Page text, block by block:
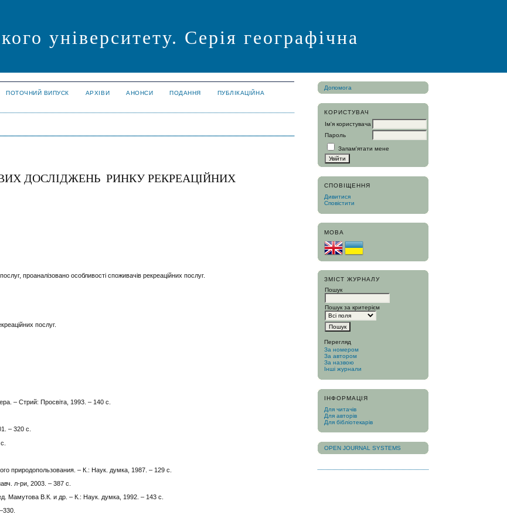
університету. Серія географічна
Допомога
КОРИСТУВАЧ
Ім'я користувача
Пароль
Запам'ятати мене
СПОВІЩЕННЯ
Дивитися
Сповістити
МОВА
ЗМІСТ ЖУРНАЛУ
Пошук
Пошук за критерієм
Перегляд
За номером
За автором
За назвою
Інші журнали
ІНФОРМАЦІЯ
Для читачів
Для авторів
Для бібліотекарів
OPEN JOURNAL SYSTEMS
ПОТОЧНИЙ ВИПУСК АРХІВИ АНОНСИ ПОДАННЯ
ПУБЛІКАЦІЙНА
ДОСЛІДЖЕНЬ РИНКУ РЕКРЕАЦІЙНИХ
проаналізовано особливості споживачів рекреаційних послуг.
послуг.
– Стрий: Просвіта, 1993. – 140 с.
– 320 с.
природопользования. – К.: Наук. думка, 1987. – 129 с.
л-ри, 2003. – 387 с.
Мамутова В.К. и др. – К.: Наук. думка, 1992. – 143 с.